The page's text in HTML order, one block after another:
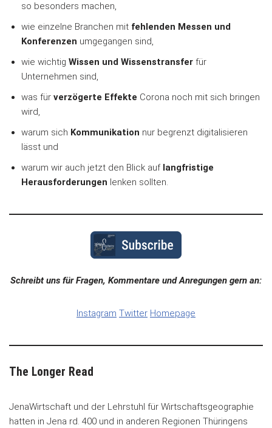
so besonders machen,
wie einzelne Branchen mit fehlenden Messen und
Konferenzen umgegangen sind,
wie wichtig Wissen und Wissenstransfer für
Unternehmen sind,
was für verzögerte Effekte Corona noch mit sich bringen
wird,
warum sich Kommunikation nur begrenzt digitalisieren
lässt und
warum wir auch jetzt den Blick auf langfristige
Herausforderungen lenken sollten.
Schreibt uns für Fragen, Kommentare und Anregungen gern an:
Instagram Twitter Homepage
The Longer Read
JenaWirtschaft und der Lehrstuhl für Wirtschaftsgeographie
hatten in Jena rd. 400 und in anderen Regionen Thüringens